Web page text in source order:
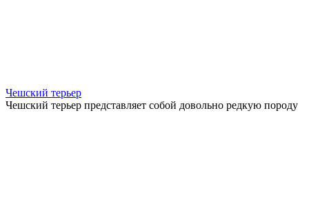
Чешский терьер
Чешский терьер представляет собой довольно редкую породу